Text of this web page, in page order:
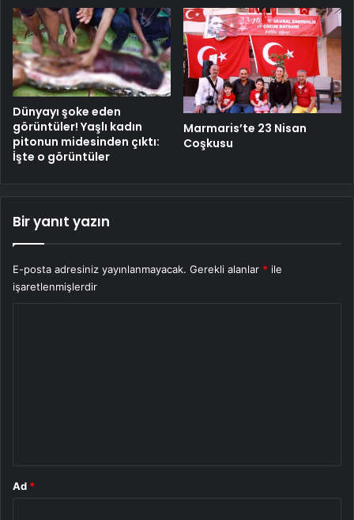
Dünyayı şoke eden
görüntüler! Yaşlı kadın
pitonun midesinden çıktı:
İşte o görüntüler
Marmaris’te 23 Nisan
Coşkusu
Bir yanıt yazın
E-posta adresiniz yayınlanmayacak. Gerekli alanlar * ile
işaretlenmişlerdir
Ad *